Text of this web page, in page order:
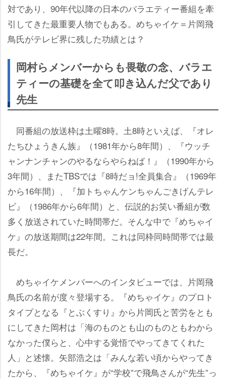
対であり、90年代以降の日本のバラエティー番組を牽
引してきた最重要人物でもある。めちゃイケ＝片岡飛
鳥氏がテレビ界に残した功績とは？
岡村らメンバーからも畏敬の念、バラエ
ティーの基礎を全て叩き込んだ父であり
先生
同番組の放送枠は土曜8時。土8時といえば、『オレ
たちひょうきん族』（1981年から8年間）、『ウッチ
ャンナンチャンのやるならやらねば！』（1990年から
3年間）、またTBSでは『8時だョ!全員集合』（1969年
から16年間）、『加トちゃんケンちゃんごきげんテレ
ビ』（1986年から6年間）と、伝説的お笑い番組が数
多く放送されていた時間帯だ。そんな中で『めちゃイ
ケ』の放送期間は22年間。これは同枠同時間帯では最
長だ。
めちゃイケメンバーへのインタビューでは、片岡飛
鳥氏の名前が度々登場する。『めちゃイケ』のプロト
タイプとなる『とぶくすり』から片岡氏と苦労をとも
にしてきた岡村は「海のものとも山のものともわから
なかった僕らと、心中する覚悟でやってきてくれた
人」と述懐。矢部浩之は「みんな若い頃からやってき
たから、『めちゃイケ』が“学校”で飛鳥さんが“先生”っ